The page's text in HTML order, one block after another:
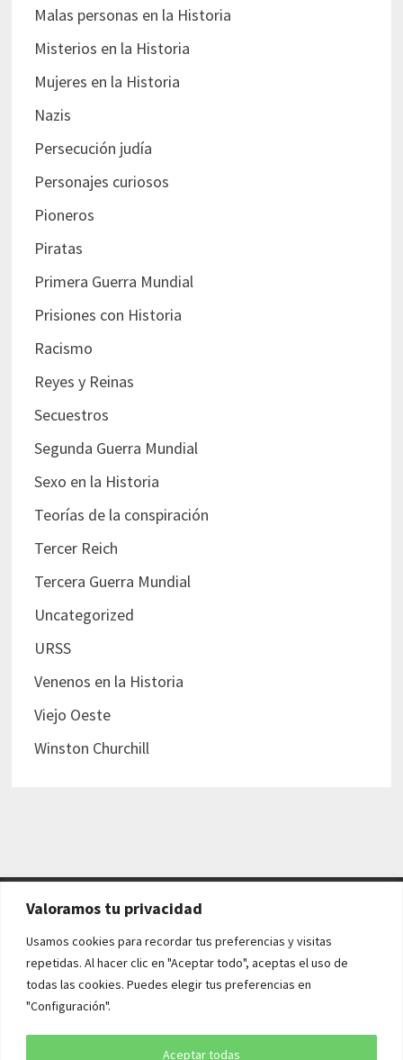
Valoramos tu privacidad
Usamos cookies para recordar tus preferencias y visitas
repetidas. Al hacer clic en "Aceptar todo", aceptas el uso de
todas las cookies. Puedes elegir tus preferencias en
"Configuración".
Aceptar todas
Malas personas en la Historia
Misterios en la Historia
Mujeres en la Historia
Nazis
Persecución judía
Personajes curiosos
Pioneros
Piratas
Primera Guerra Mundial
Prisiones con Historia
Racismo
Reyes y Reinas
Secuestros
Segunda Guerra Mundial
Sexo en la Historia
Teorías de la conspiración
Tercer Reich
Tercera Guerra Mundial
Uncategorized
URSS
Venenos en la Historia
Viejo Oeste
Winston Churchill
AVISO LEGAL Y POLÍTICAS
Aviso legal
Política de cookies